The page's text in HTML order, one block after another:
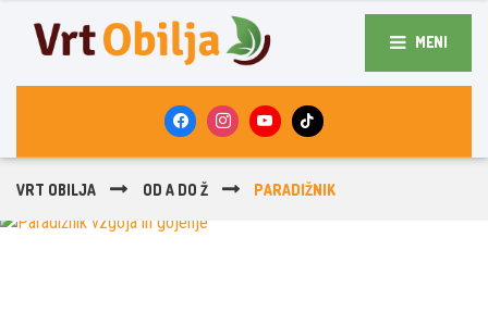
MENI
VRT OBILJA OD A DO Ž PARADIŽNIK